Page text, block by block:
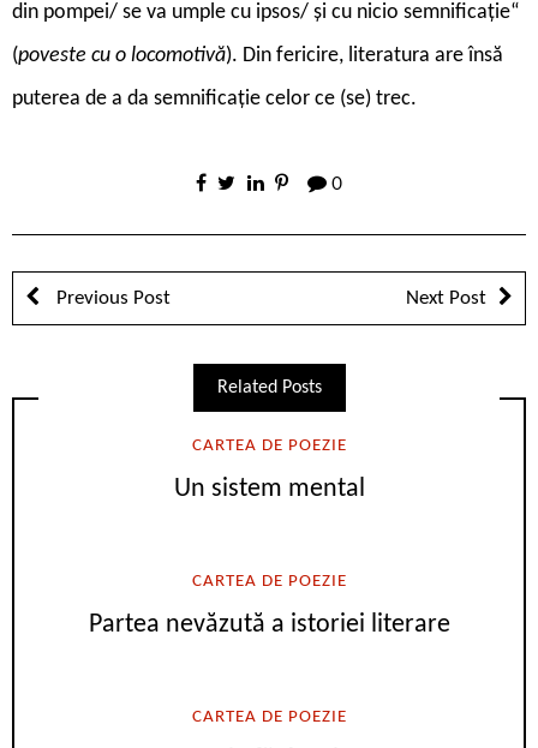
din pompei/ se va umple cu ipsos/ și cu nicio semnificație“
(poveste cu o locomotivă). Din fericire, literatura are însă
puterea de a da semnificație celor ce (se) trec.
0
Previous Post Next Post
Related Posts
CARTEA DE POEZIE
Un sistem mental
CARTEA DE POEZIE
Partea nevăzută a istoriei literare
CARTEA DE POEZIE